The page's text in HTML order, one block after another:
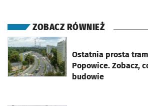
ZOBACZ RÓWNIEŻ
Ostatnia prosta
Popowice. Zobacz,
budowie
otworzy się w nowej karcie